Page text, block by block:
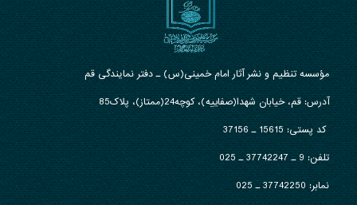
مؤسسه تنظیم و نشر آثار امام خمینی(س) ـ دفتر نمایندگی قم
آدرس: قم، خیابان شهدا(صفاییه)، کوچه24(ممتاز)، پلاک85
کد پستی: 15615 ـ 37156
تلفن:9 ـ 37742247 ـ 025
نمابر: